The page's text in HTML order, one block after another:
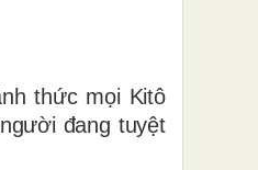
thức mọi Kitô
đang tuyệt